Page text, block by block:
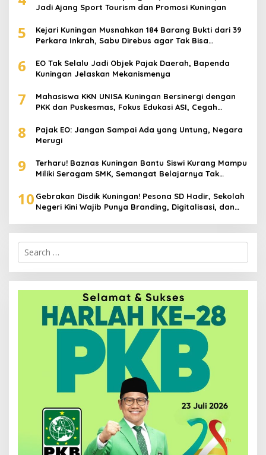
Jadi Ajang Sport Tourism dan Promosi Kuningan
5
Kejari Kuningan Musnahkan 184 Barang Bukti dari 39
Perkara Inkrah, Sabu Direbus agar Tak Bisa
6
EO Tak Selalu Jadi Objek Pajak Daerah, Bapenda
Kuningan Jelaskan Mekanismenya
7
Mahasiswa KKN UNISA Kuningan Bersinergi dengan
PKK dan Puskesmas, Fokus Edukasi ASI, Cegah
8
Pajak EO: Jangan Sampai Ada yang Untung, Negara
Merugi
9
Terharu! Baznas Kuningan Bantu Siswi Kurang Mampu
Miliki Seragam SMK, Semangat Belajarnya Tak
10 Gebrakan Disdik Kuningan! Pesona SD Hadir, Sekolah
Negeri Kini Wajib Punya Branding, Digitalisasi, dan
Search
for: